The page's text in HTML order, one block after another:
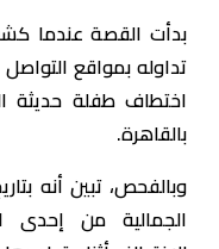
بدأت القصة عندما
تداوله بمواقع التواصل
اختطاف طفلة حديثة
بالقاهرة.
الجمالية من إحدى